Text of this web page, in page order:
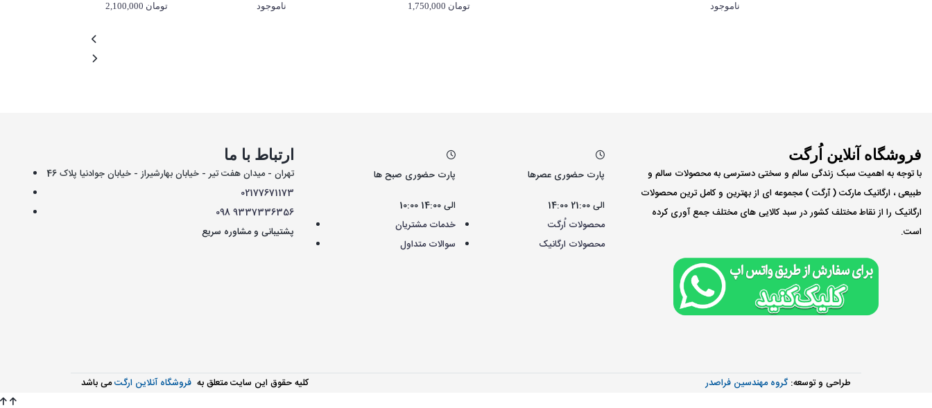
2,100,000 تومان ناموجود 1,750,000 تومان ناموجود
فروشگاه آنلاین اُرگت
با توجه به اهمیت سبک زندگی سالم و سختی دسترسی به محصولات سالم و
طبیعی ، ارگانیک مارکت ( ٱرگت ) مجموعه ای از بهترین و کامل ترین محصولات
ارگانیک را از نقاط مختلف کشور در سبد کالایی های مختلف جمع آوری کرده
است.
پارت حضوری صبح ها
10:00 الی 14:00
پارت حضوری عصرها
14:00 الی 21:00
خدمات مشتریان
سوالات متداول
محصولات اُرگت
محصولات ارگانیک
ارتباط با ما
تهران - میدان هفت تیر - خیابان بهارشیراز - خیابان جوادنیا پلاک 46
02177671173
0989337336356
پشتیبانی و مشاوره سریع
کليه حقوق اين سايت متعلق به فروشگاه آنلاین ارگتمی باشد طراحی و توسعه: گروه مهندسین فراصدر